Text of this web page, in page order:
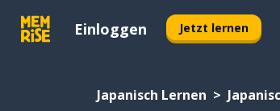
Einloggen Jetzt lernen
Japanisch Lernen